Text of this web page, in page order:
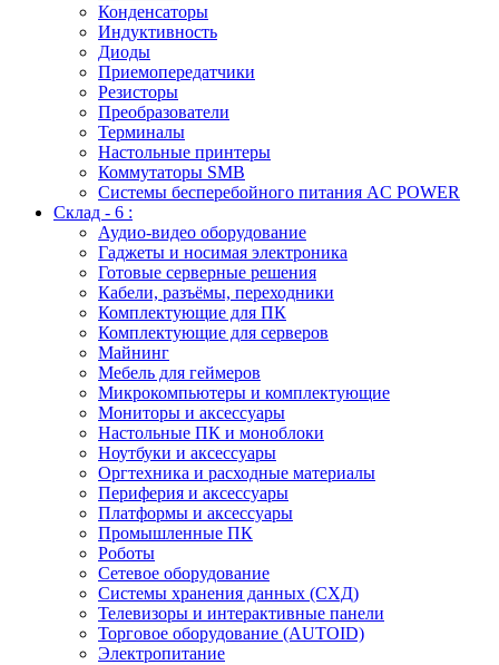
Конденсаторы
Индуктивность
Диоды
Приемопередатчики
Резисторы
Преобразователи
Терминалы
Настольные принтеры
Коммутаторы SMB
Системы бесперебойного питания AC POWER
Склад - 6 :
Аудио-видео оборудование
Гаджеты и носимая электроника
Готовые серверные решения
Кабели, разъёмы, переходники
Комплектующие для ПК
Комплектующие для серверов
Майнинг
Мебель для геймеров
Микрокомпьютеры и комплектующие
Мониторы и аксессуары
Настольные ПК и моноблоки
Ноутбуки и аксессуары
Оргтехника и расходные материалы
Периферия и аксессуары
Платформы и аксессуары
Промышленные ПК
Роботы
Сетевое оборудование
Системы хранения данных (СХД)
Телевизоры и интерактивные панели
Торговое оборудование (AUTOID)
Электропитание